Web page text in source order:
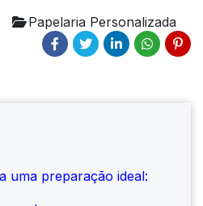
Papelaria Personalizada
uma preparação ideal: